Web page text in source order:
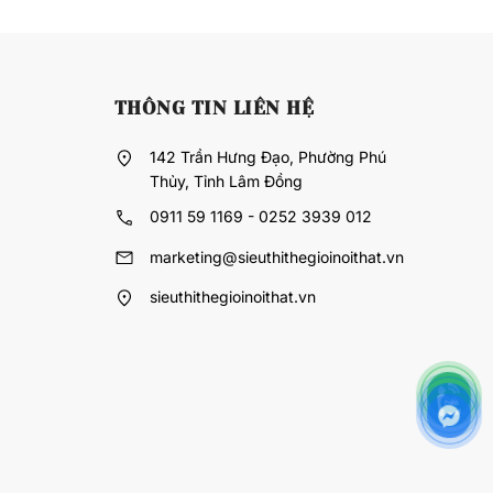
THÔNG TIN LIÊN HỆ
142 Trần Hưng Đạo, Phường Phú
Thủy, Tỉnh Lâm Đồng
0911 59 1169 - 0252 3939 012
marketing@sieuthithegioinoithat.vn
sieuthithegioinoithat.vn